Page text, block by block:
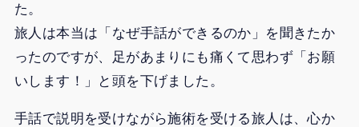
た。
旅人は本当は「なぜ手話ができるのか」を聞きたか
ったのですが、足があまりにも痛くて思わず「お願
いします！」と頭を下げました。
手話で説明を受けながら施術を受ける旅人は、心か